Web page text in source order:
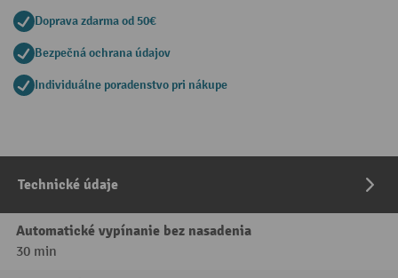
Doprava zdarma od 50€
Bezpečná ochrana údajov
Individuálne poradenstvo pri nákupe
Technické údaje
Automatické vypínanie bez nasadenia
30 min